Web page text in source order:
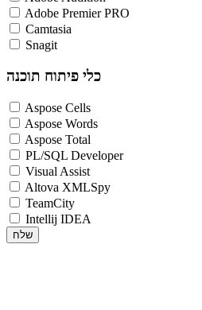
Adobe Premier PRO
Camtasia
Snagit
כלי פיתוח תוכנה
Aspose Cells
Aspose Words
Aspose Total
PL/SQL Developer
Visual Assist
Altova XMLSpy
TeamCity
Intellij IDEA